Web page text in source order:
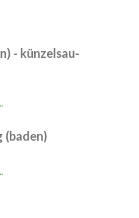
- künzelsau-
(baden)